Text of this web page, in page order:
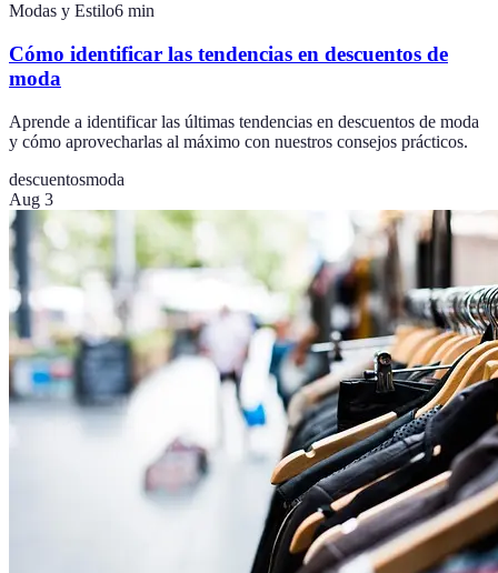
Modas y Estilo6 min
Cómo identificar las tendencias en descuentos de
moda
Aprende a identificar las últimas tendencias en descuentos de moda
y cómo aprovecharlas al máximo con nuestros consejos prácticos.
descuentosmoda
Aug 3